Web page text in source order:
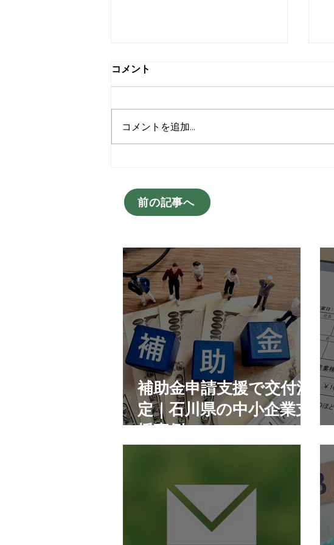
た注意点と対策
コメント
コメントを追加…
前の記事へ
補助金申請支援で交付決
定｜石川県の中小企業支
援事例